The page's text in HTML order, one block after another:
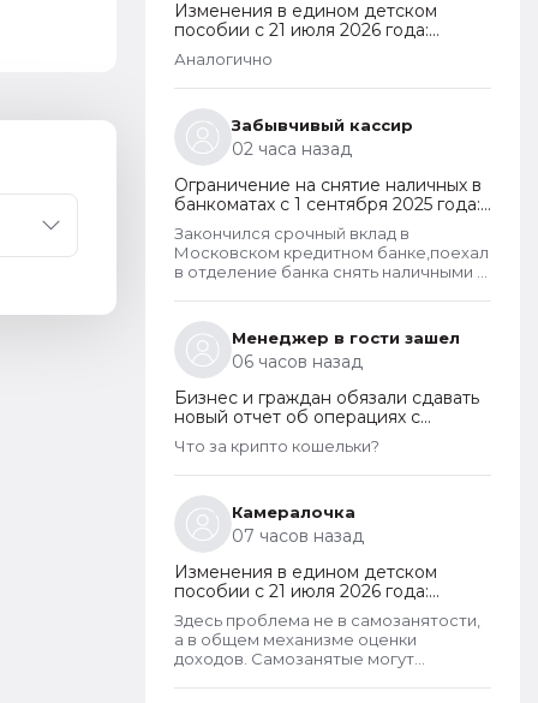
Изменения в едином детском
пособии с 21 июля 2026 года:
пересмотр правила нулевого
дохода и новый порядок
оформления пособий по месту
пребывания
Аналогично
Забывчивый кассир
02 часа назад
Ограничение на снятие наличных в
банкоматах с 1 сентября 2025 года:
какие операции заблокируют и как
отменить запрет
Закончился срочный вклад в
Московском кредитном банке,поехал
в отделение банка снять наличными в
заблокировали на 48 часов.Кассу в
отделении полгода назад
ликвидировали.
Менеджер в гости зашел
06 часов назад
Бизнес и граждан обязали сдавать
новый отчет об операциях с
криптовалютами на иностранных
платформах
Что за крипто кошельки?
Камералочка
07 часов назад
Изменения в едином детском
пособии с 21 июля 2026 года:
пересмотр правила нулевого
дохода и новый порядок
оформления пособий по месту
пребывания
Здесь проблема не в самозанятости,
а в общем механизме оценки
доходов. Самозанятые могут